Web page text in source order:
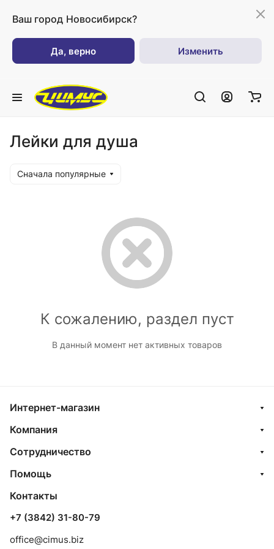
Ваш город Новосибирск?
Да, верно Изменить
Лейки для душа
Сначала популярные
К сожалению, раздел пуст
В данный момент нет активных товаров
Интернет-магазин
Компания
Сотрудничество
Помощь
Контакты
+7 (3842) 31-80-79
office@cimus.biz